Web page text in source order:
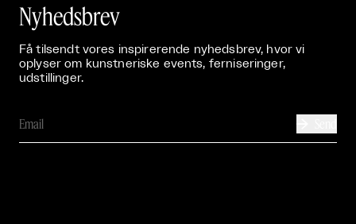
Nyhedsbrev
Få tilsendt vores inspirerende nyhedsbrev, hvor vi
oplyser om kunstneriske events, ferniseringer,
udstillinger.